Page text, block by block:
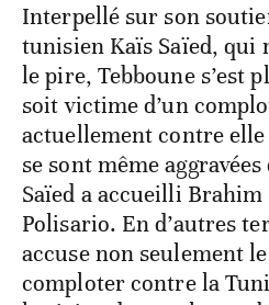
Interpellé sur son
tunisien Kaïs Saïed, qui
le pire, Tebboune s’est
soit victime d’un
actuellement contre elle
se sont même
Saïed a accueilli
Polisario. En d’autres
accuse non seulement
comploter contre la